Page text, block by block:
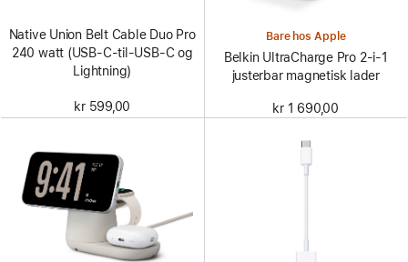
Native Union Belt Cable Duo Pro
240 watt (USB-C-til-USB-C og
Lightning)
kr 599,00
Bare hos Apple
Belkin UltraCharge Pro 2-i-1
justerbar magnetisk lader
kr 1 690,00